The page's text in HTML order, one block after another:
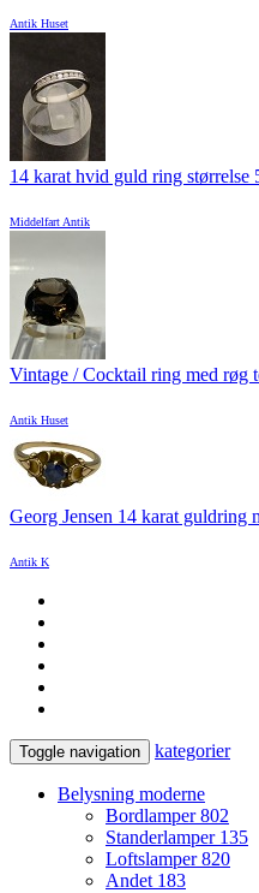
Antik Huset
14 karat hvid guld ring størrelse
Middelfart Antik
Vintage / Cocktail ring med røg
Antik Huset
Georg Jensen 14 karat guldring
Antik K
Toggle navigation kategorier
Belysning moderne
Bordlamper802
Standerlamper 135
Loftslamper820
Andet 183